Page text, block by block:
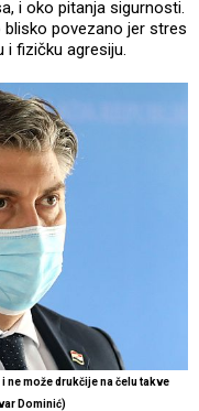
i oko pitanja sigurnosti.
povezano jer stres
i fizičku agresiju.
ne može drukčije na čelu takve
Dominić)